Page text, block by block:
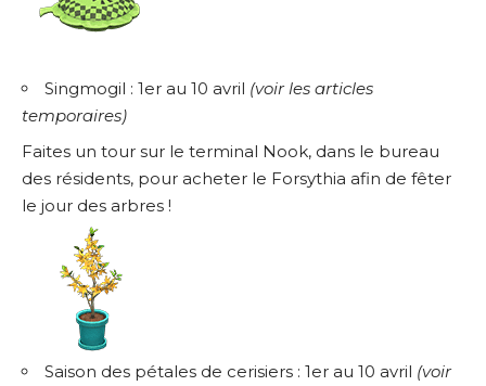
Singmogil : 1er au 10 avril (voir les articles
temporaires)
Faites un tour sur le terminal Nook, dans le bureau
des résidents, pour acheter le Forsythia afin de fêter
le jour des arbres !
Saison des pétales de cerisiers : 1er au 10 avril (voir